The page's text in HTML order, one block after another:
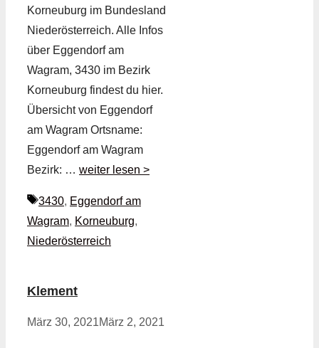
Korneuburg im Bundesland
Niederösterreich. Alle Infos
über Eggendorf am
Wagram, 3430 im Bezirk
Korneuburg findest du hier.
Übersicht von Eggendorf
am Wagram Ortsname:
Eggendorf am Wagram
Bezirk: … weiter lesen >
Schlagwörter
3430, Eggendorf am
Wagram, Korneuburg,
Niederösterreich
Klement
März 30, 2021März 2, 2021